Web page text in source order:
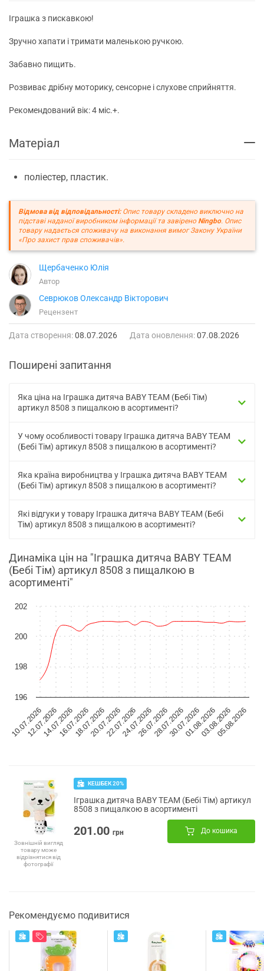
Іграшка з пискавкою!
Зручно хапати і тримати маленькою ручкою.
Забавно пищить.
Розвиває дрібну моторику, сенсорне і слухове сприйняття.
Рекомендований вік: 4 міс.+.
Матеріал
поліестер, пластик.
Відмова від відповідальності:Опис товару складено виключно на
підставі наданої виробником інформації та завірено Ningbo. Опис
товару надається споживачу на виконання вимог Закону України
«Про захист прав споживачів».
Щербаченко Юлія
Автор
Севрюков Олександр Вікторович
Рецензент
Дата створення:08.07.2026 Дата оновлення:07.08.2026
Поширені запитання
Яка ціна на Іграшка дитяча BABY TEAM (Бебі Тім)
артикул 8508 з пищалкою в асортименті?
У чому особливості товару Іграшка дитяча BABY TEAM
(Бебі Тім) артикул 8508 з пищалкою в асортименті?
Яка країна виробництва у Іграшка дитяча BABY TEAM
(Бебі Тім) артикул 8508 з пищалкою в асортименті?
Які відгуки у товару Іграшка дитяча BABY TEAM (Бебі
Тім) артикул 8508 з пищалкою в асортименті?
Динаміка цін на "Іграшка дитяча BABY TEAM
(Бебі Тім) артикул 8508 з пищалкою в
асортименті"
10.07.2026
12.07.202614.07.202616.07.202618.07.202620.07.202622.07.202624.07.202626.07.202628.07.202630.07.202601.08.202603.08.2026
05.08.2026
196
198
200
202
Зовнішній вигляд
товару може
відрізнятися від
фотографії
КЕШБЕК 20%
Іграшка дитяча BABY TEAM (Бебі Тім) артикул
8508 з пищалкою в асортименті
201.00 грн До кошика
Рекомендуємо подивитися